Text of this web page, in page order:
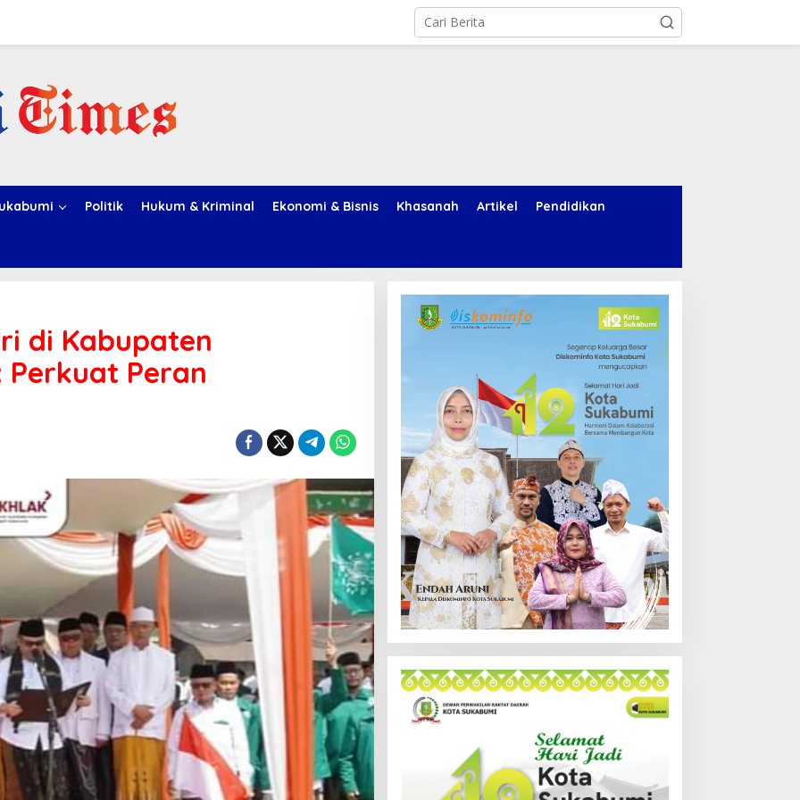
Politik Hukum & Kriminal Ekonomi & Bisnis Khasanah Artikel Pendidikan
di Kabupaten
Peran